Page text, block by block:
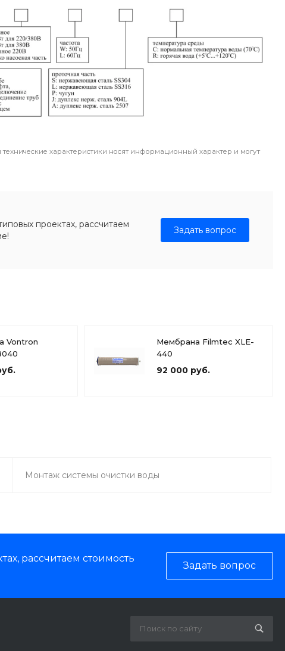
характеристики носят информационный характер и могут
проектах, рассчитаем
Задать вопрос
Vontron
Мембрана Filmtec XLE-
440
92 000 руб.
Монтаж системы очистки воды
рассчитаем стоимость
Задать вопрос